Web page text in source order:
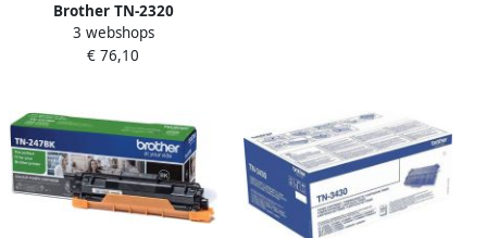
Brother TN-2320
tonercartridge 1 stuk(s)
Origineel Zwart (TN-2320)
3 webshops
€ 76,10